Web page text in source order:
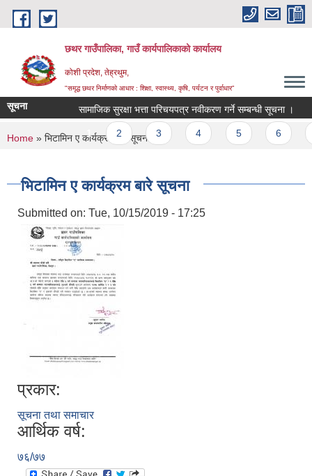
Skip to main content
छथर गाउँपालिका, गाउँ कार्यपालिकाको कार्यालय
कोशी प्रदेश, तेह्रथुम,
"समृद्ध छथर निर्माणको आधार : शिक्षा, स्वास्थ्य, कृषि, पर्यटन र पुर्वाधार”
सूचना सामाजिक सुरक्षा भत्ता परिचयपत्र नवीकरण गर्ने सम्बन्धी सूचना ।
Pages
1 2 3
You are here
Home » भिटामिन ए कार्यक्रम बारे सूचना
भिटामिन ए कार्यक्रम बारे सूचना
Submitted on: Tue, 10/15/2019 - 17:25
प्रकार:
सूचना तथा समाचार
आर्थिक वर्ष:
७६/७७